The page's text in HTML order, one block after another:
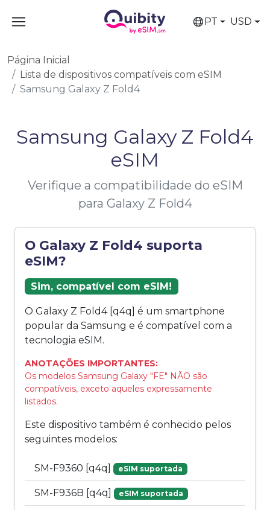
PT USD
Página Inicial
Lista de dispositivos compatíveis com eSIM
Samsung Galaxy Z Fold4
Samsung Galaxy Z Fold4
eSIM
Verifique a compatibilidade do eSIM
para Galaxy Z Fold4
O Galaxy Z Fold4 suporta
eSIM?
Sim, compatível com eSIM!
O Galaxy Z Fold4 [q4q] é um smartphone
popular da Samsung e é compatível com a
tecnologia eSIM.
ANOTAÇÕES IMPORTANTES:
Os modelos Samsung Galaxy "FE" NÃO são
compatíveis, exceto aqueles expressamente
listados.
Este dispositivo também é conhecido pelos
seguintes modelos:
SM-F9360 [q4q] eSIM suportada
SM-F936B [q4q] eSIM suportada